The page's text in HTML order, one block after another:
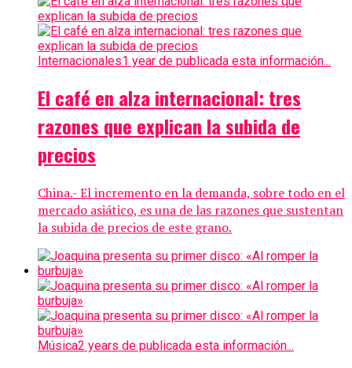
Internacionales1 year de publicada esta información...
El café en alza internacional: tres
razones que explican la subida de
precios
China.- El incremento en la demanda, sobre todo en el
mercado asiático, es una de las razones que sustentan
la subida de precios de este grano.
Música2 years de publicada esta información...